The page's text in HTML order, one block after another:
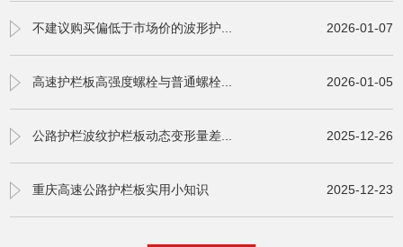
不建议购买偏低于市场价的波形护... 2026-01-07
高速护栏板高强度螺栓与普通螺栓... 2026-01-05
公路护栏波纹护栏板动态变形量差... 2025-12-26
重庆高速公路护栏板实用小知识 2025-12-23